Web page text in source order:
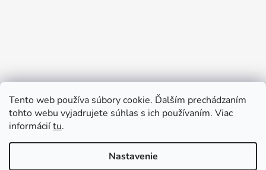
Tento web používa súbory cookie. Ďalším prechádzaním
tohto webu vyjadrujete súhlas s ich používaním. Viac
informáciítu.
Nastavenie